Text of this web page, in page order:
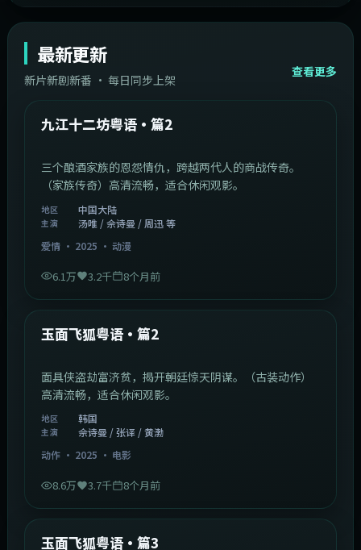
最新更新
新片新剧新番 · 每日同步上架
查看更多
最新
中国大陆 1:20:26
九江十二坊粤语·篇2
三个酿酒家族的恩怨情仇，跨越两代人的商战传奇。
（家族传奇）高清流畅，适合休闲观影。
地区 中国大陆
主演
汤唯 / 佘诗曼 / 周迅 等
爱情· 2025 · 动漫
6.1万 3.2千 8个月前
最新
玉面飞狐粤语·篇2
面具侠盗劫富济贫，揭开朝廷惊天阴谋。（古装动作）
高清流畅，适合休闲观影。
地区 韩国
主演
佘诗曼 / 张译 / 黄渤
动作· 2025 · 电影
8.6万 3.7千 8个月前
最新
玉面飞狐粤语·篇3